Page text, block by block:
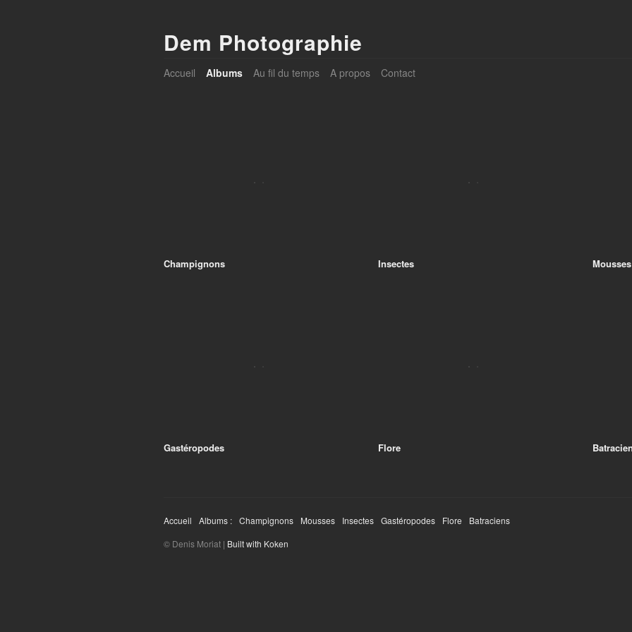
Dem Photographie
Accueil Albums Au fil du temps A propos Contact
Champignons Insectes Mousses
Gastéropodes Flore
Accueil Albums : Champignons Mousses Insectes Gastéropodes Flore
Batraciens
© Denis Moriat | Built with Koken